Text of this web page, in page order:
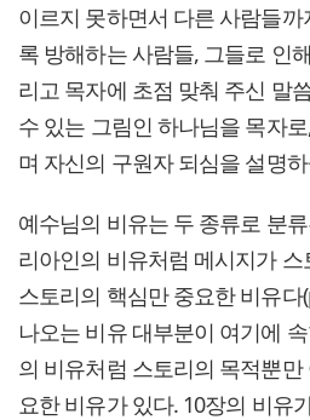
이르지 못하면서 다른 사람들
록 방해하는 사람들, 그들로 인
리고 목자에 초점 맞춰 주신 말
수 있는 그림인 하나님을 목자
며 자신의 구원자 되심을 설명
예수님의 비유는 두 종류로 분
리아인의 비유처럼 메시지가
스토리의 핵심만 중요한 비유
나오는 비유 대부분이 여기에
의 비유처럼 스토리의 목적뿐
요한 비유가 있다. 10장의 비유